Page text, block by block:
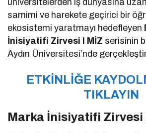
üniversitelerden iş dünyasına
samimi ve harekete geçirici bir
ekosistemi yaratmayı hedefleyen
İnisiyatifi Zirvesi I MİZ serisinin
Aydın Üniversitesi’nde
ETKİNLİĞE
TIKLAYIN
Marka İnisiyatifi Zirvesi